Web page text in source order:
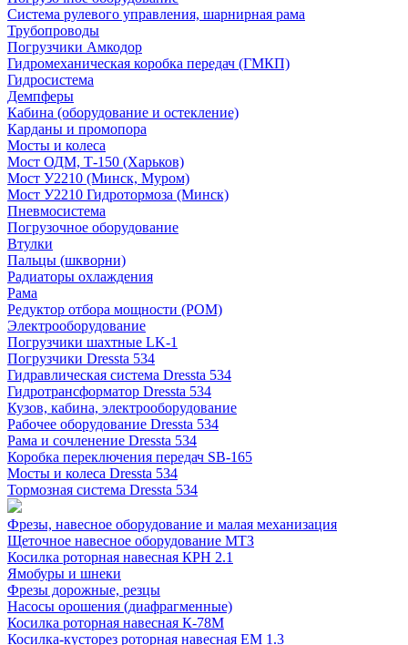
Система рулевого управления, шарнирная рама
Трубопроводы
Погрузчики Амкодор
Гидромеханическая коробка передач (ГМКП)
Гидросистема
Демпферы
Кабина (оборудование и остекление)
Карданы и промопора
Мосты и колеса
Мост ОДМ, Т-150 (Харьков)
Мост У2210 (Минск, Муром)
Мост У2210 Гидротормоза (Минск)
Пневмосистема
Погрузочное оборудование
Втулки
Пальцы (шкворни)
Радиаторы охлаждения
Рама
Редуктор отбора мощности (РОМ)
Электрооборудование
Погрузчики шахтные LK-1
Погрузчики Dressta 534
Гидравлическая система Dressta 534
Гидротрансформатор Dressta 534
Кузов, кабина, электрооборудование
Рабочее оборудование Dressta 534
Рама и сочленение Dressta 534
Коробка переключения передач SB-165
Мосты и колеса Dressta 534
Тормозная система Dressta 534
Фрезы, навесное оборудование и малая механизация
Щеточное навесное оборудование МТЗ
Косилка роторная навесная КРН 2.1
Ямобуры и шнеки
Фрезы дорожные, резцы
Насосы орошения (диафрагменные)
Косилка роторная навесная К-78М
Косилка-кусторез роторная навесная ЕМ 1.3